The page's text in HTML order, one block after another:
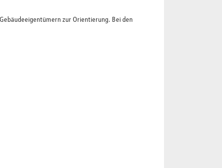
zur Orientierung. Bei den